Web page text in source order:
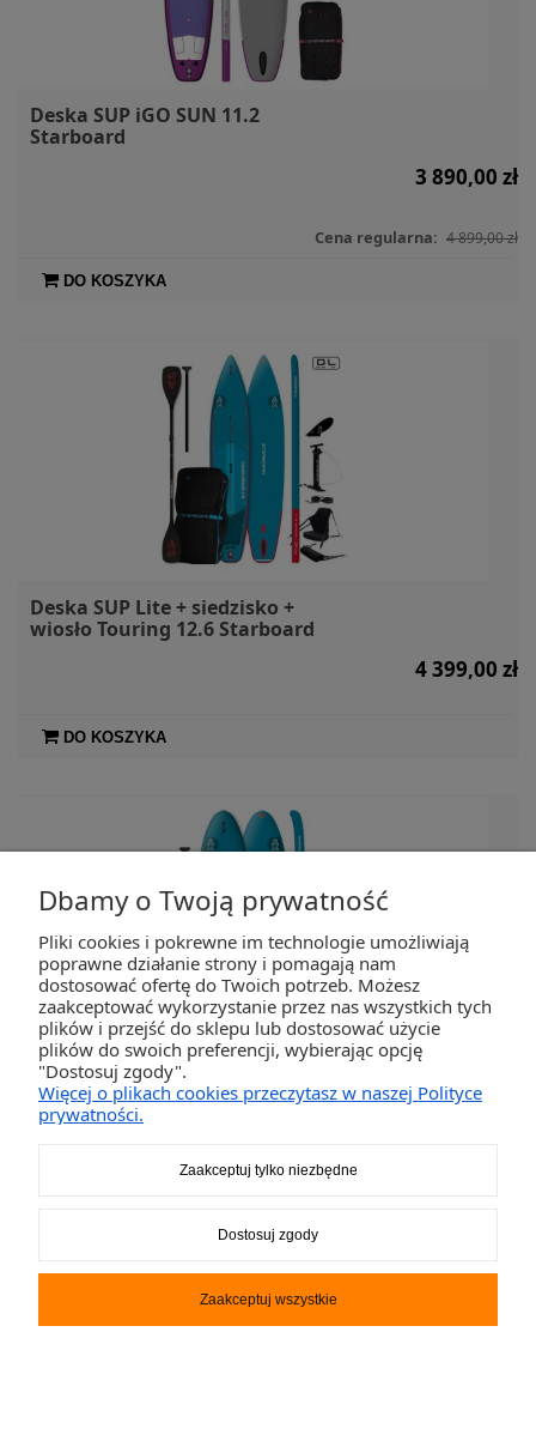
Deska SUP iGO SUN 11.2
Starboard
3 890,00 zł
Cena regularna: 4 899,00 zł
DO KOSZYKA
Deska SUP Lite + siedzisko +
wiosło Touring 12.6 Starboard
4 399,00 zł
DO KOSZYKA
Deska SUP Lite + wiosło 10.8
iGO Starboard
Dbamy o Twoją prywatność
Pliki cookies i pokrewne im technologie umożliwiają
poprawne działanie strony i pomagają nam
dostosować ofertę do Twoich potrzeb. Możesz
zaakceptować wykorzystanie przez nas wszystkich tych
plików i przejść do sklepu lub dostosować użycie
plików do swoich preferencji, wybierając opcję
"Dostosuj zgody".
Więcej o plikach cookies przeczytasz w naszej Polityce
prywatności.
Zaakceptuj tylko niezbędne
Dostosuj zgody
Zaakceptuj wszystkie